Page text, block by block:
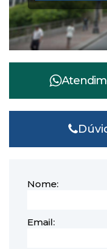
Nome:
Email: